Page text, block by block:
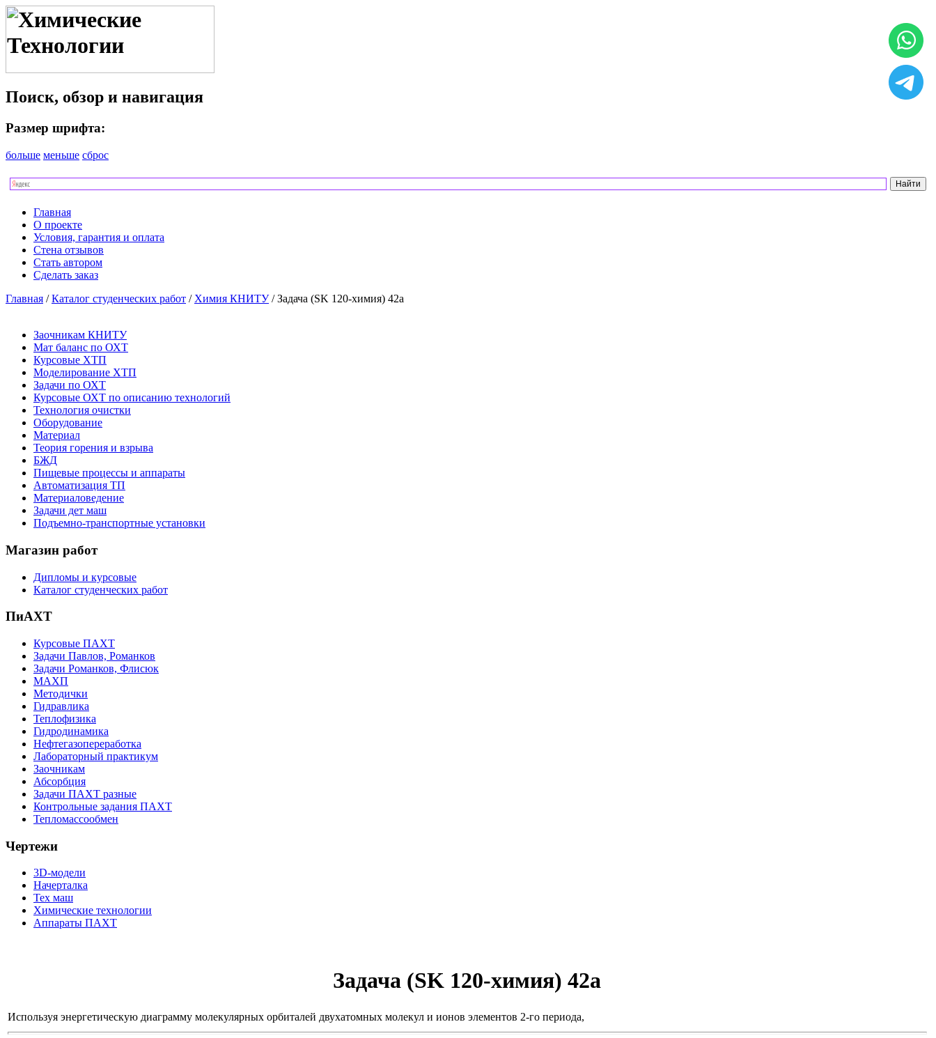
Поиск, обзор и навигация
Размер шрифта:
больше меньше сброс
Главная
О проекте
Условия, гарантия и оплата
Стена отзывов
Стать автором
Сделать заказ
Главная /Каталог студенческих работ / Химия КНИТУ/ Задача (SK 120-химия) 42a
Заочникам КНИТУ
Мат баланс по ОХТ
Курсовые ХТП
Моделирование ХТП
Задачи по ОХТ
Курсовые ОХТ по описанию технологий
Технология очистки
Оборудование
Материал
Теория горения и взрыва
БЖД
Пищевые процессы и аппараты
Автоматизация ТП
Материаловедение
Задачи дет маш
Подъемно-транспортные установки
Магазин работ
Дипломы и курсовые
Каталог студенческих работ
ПиАХТ
Курсовые ПАХТ
Задачи Павлов, Романков
Задачи Романков, Флисюк
МАХП
Методички
Гидравлика
Теплофизика
Гидродинамика
Нефтегазопереработка
Лабораторный практикум
Заочникам
Абсорбция
Задачи ПАХТ разные
Контрольные задания ПАХТ
Тепломассообмен
Чертежи
3D-модели
Начерталка
Тех маш
Химические технологии
Аппараты ПАХТ
Задача (SK 120-химия) 42a
Используя энергетическую диаграмму молекулярных орбиталей двухатомных молекул и ионов элементов 2-го периода,